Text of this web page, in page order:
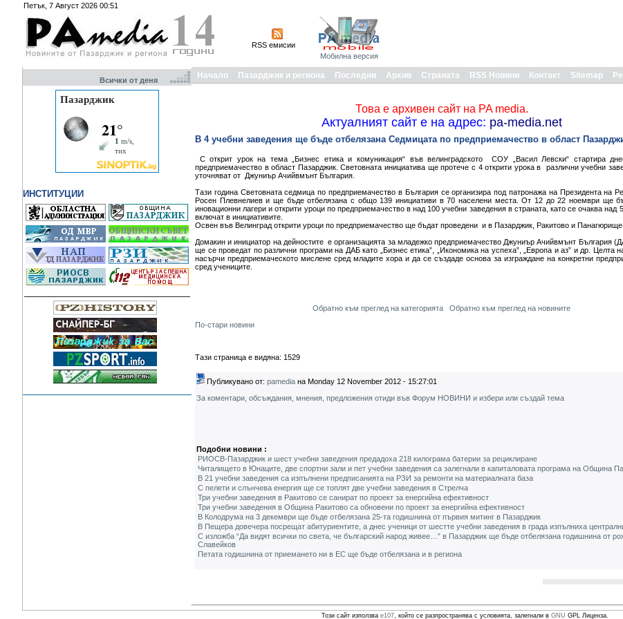
Петък, 7 Август 2026 00:51
RSS емисии
Мобилна версия
Всички от деня
ИНСТИТУЦИИ
Начало Пазарджик и региона Последни Архив Страната RSS Новини Контакт Sitemap
Това е архивен сайт на PA media.
Актуалният сайт е на адрес: pa-media.net
В 4 учебни заведения ще бъде отбелязана Седмицата по предприемачество в област
С открит урок на тема „Бизнес етика и комуникация“ във велинградското СОУ „Васил Левски“ стартира
предприемачество в област Пазарджик. Световната инициатива ще протече с 4 открити урока в различни учебни
уточняват от Джуниър Ачийвмънт България.
Тази година Световната седмица по предприемачество в България се организира под патронажа на Президента на
Росен Плевнелиев и ще бъде отбелязана с общо 139 инициативи в 70 населени места. От 12 до 22 ноември ще
иновационни лагери и открити уроци по предприемачество в над 100 учебни заведения в страната, като се очаква над
включат в инициативите.
Освен във Велинград открити уроци по предприемачество ще бъдат проведени и в Пазарджик, Ракитово и Панагюрище.
Домакин и инициатор на дейностите е организацията за младежко предприемачество Джуниър Ачийвмънт България
ще се проведат по различни програми на ДАБ като „Бизнес етика”, „Икономика на успеха”, „Европа и аз” и др. Целта
насърчи предприемаческото мислене сред младите хора и да се създаде основа за изграждане на конкретни
сред учениците.
Обратно към преглед на категорията
Обратно към преглед на новините
По-стари новини
Тази страница е видяна: 1529
Публикувано от: pamedia на Monday 12 November 2012 - 15:27:01
За коментари, обсъждания, мнения, предложения отиди във Форум НОВИНИ и избери или създай тема
Подобни новини :
РИОСВ-Пазарджик и шест учебни заведения предадоха 218 килограма батерии за рециклиране
Читалището в Юнаците, две спортни зали и пет учебни заведения са залегнали в капиталовата програма на Община
В 21 учебни заведения са изпълнени предписанията на РЗИ за ремонти на материалната база
С пелети и слънчева енергия ще се топлят две учебни заведения в Стрелча
Три учебни заведения в Ракитово се санират по проект за енергийна ефективност
Три учебни заведения в Община Ракитово са обновени по проект за енергийна ефективност
В Колодрума на 3 декември ще бъде отбелязана 25-та годишнина от първия митинг в Пазарджик
В Пещера довечера посрещат абитуриентите, а днес ученици от шестте учебни заведения в града изпълниха
С изложба “Да видят всички по света, че българский народ живее…” в Пазарджик ще бъде отбелязана годишнина от
Славейков
Петата годишнина от приемането ни в ЕС ще бъде отбелязана и в региона
Този сайт използва e107, който се разпространява с условията, залегнали в GNU GPL Лиценза.